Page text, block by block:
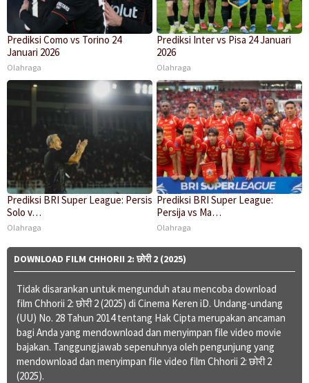
Prediksi Como vs Torino 24
Januari 2026
Olahraga
Prediksi Inter vs Pisa 24 Januari
2026
Olahraga
Prediksi BRI Super League: Persis
Solo v…
Olahraga
Prediksi BRI Super League:
Persija vs Ma…
Olahraga
DOWNLOAD FILM CHHORII 2: छोरी 2 (2025)
Tidak disarankan untuk mengunduh atau mencoba download
film Chhorii 2: छोरी 2 (2025) di Cinema Keren iD. Undang-undang
(UU) No. 28 Tahun 2014 tentang Hak Cipta merupakan ancaman
bagi Anda yang mendownload dan menyimpan file video movie
bajakan. Tanggungjawab sepenuhnya oleh pengunjung yang
mendownload dan menyimpan file video film Chhorii 2: छोरी 2
(2025).